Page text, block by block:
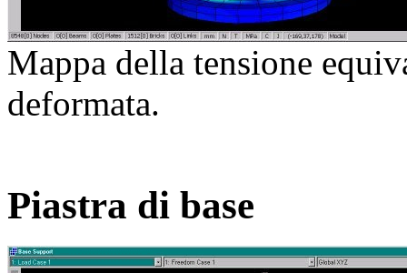
Mappa della tensione
deformata.
Piastra di base